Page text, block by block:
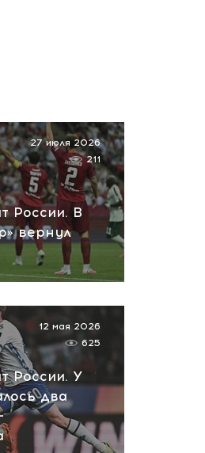
в
России. В
вернул
27 июля 2026
211
России. У
два
12 мая 2026
625